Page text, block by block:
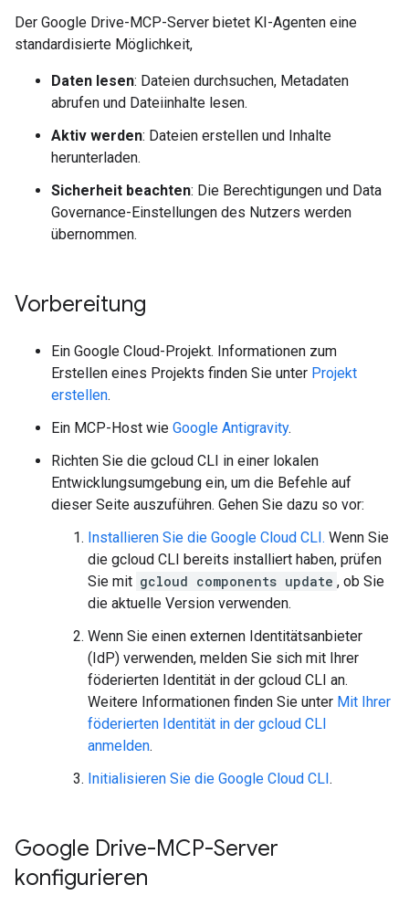
Der Google Drive-MCP-Server bietet KI-Agenten eine
standardisierte Möglichkeit,
Daten lesen: Dateien durchsuchen, Metadaten
abrufen und Dateiinhalte lesen.
Aktiv werden: Dateien erstellen und Inhalte
herunterladen.
Sicherheit beachten: Die Berechtigungen und Data
Governance-Einstellungen des Nutzers werden
übernommen.
Vorbereitung
Ein Google Cloud-Projekt. Informationen zum
Erstellen eines Projekts finden Sie unter Projekt
erstellen.
Ein MCP-Host wie Google Antigravity.
Richten Sie die gcloud CLI in einer lokalen
Entwicklungsumgebung ein, um die Befehle auf
dieser Seite auszuführen. Gehen Sie dazu so vor:
Installieren Sie die Google Cloud CLI. Wenn Sie
die gcloud CLI bereits installiert haben, prüfen
Sie mit gcloud components update , ob Sie
die aktuelle Version verwenden.
Wenn Sie einen externen Identitätsanbieter
(IdP) verwenden, melden Sie sich mit Ihrer
föderierten Identität in der gcloud CLI an.
Weitere Informationen finden Sie unter Mit Ihrer
föderierten Identität in der gcloud CLI
anmelden.
Initialisieren Sie die Google Cloud CLI.
Google Drive-MCP-Server
konfigurieren